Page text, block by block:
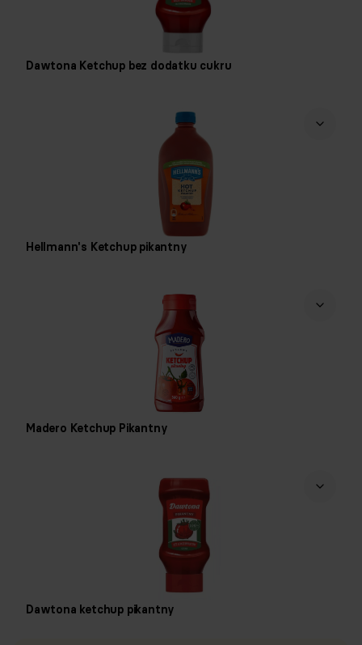
Dawtona Ketchup bez dodatku cukru
Hellmann's Ketchup pikantny
Madero Ketchup Pikantny
Dawtona ketchup pikantny